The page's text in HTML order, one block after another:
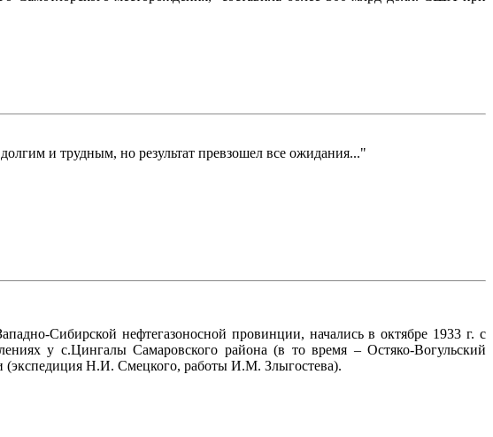
и трудным, но результат превзошел все ожидания..."
Сибирской нефтегазоносной провинции, начались в октябре 1933 г. с
у с.Цингалы Самаровского района (в то время – Остяко-Вогульский
(экспедиция Н.И. Смецкого, работы И.М. Злыгостева).